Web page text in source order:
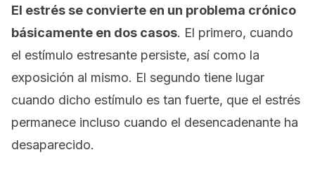
El estrés se convierte en un problema crónico
básicamente en dos casos. El primero, cuando
el estímulo estresante persiste, así como la
exposición al mismo. El segundo tiene lugar
cuando dicho estímulo es tan fuerte, que el estrés
permanece incluso cuando el desencadenante ha
desaparecido.